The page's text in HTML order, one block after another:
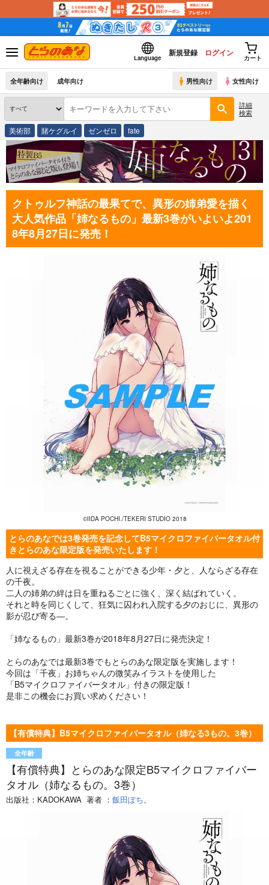
Language
新規登録 ログイン
カート
全年齢向け 成年向け 男性向け 女性向け
詳細
検索
美術部 賭ケグルイ ゼンゼロ fate
クトゥルフ神話の最果てで、異形の姉弟愛を描く
大人気作品「姉なるもの」最新3巻がいよいよ201
8年8月27日に発売！
©IIDA POCHI./TEKERI STUDIO 2018
とらのあなでは3巻発売を記念してB5マイクロファイバータオル付
きとらのあな限定版を発売いたします！
人に視えざる存在を視ることができる少年・夕と、人ならざる存在
の千夜。
二人の姉弟の絆は日を重ねるごとに強く、深く結ばれていく。
それと時を同じくして、狂気に囚われ入院する夕のおじに、異形の
影が忍び寄る―。
「姉なるもの」最新3巻が2018年8月27日に発売決定！
とらのあなでは最新3巻でもとらのあな限定版を実施します！
今回は「千夜」お姉ちゃんの微笑みイラストを使用した
「B5マイクロファイバータオル」付きの限定版！
是非この機会にお買い求めください！
【有償特典】B5マイクロファイバータオル（姉なる3もの。3巻）
全年齢
【有償特典】とらのあな限定B5マイクロファイバー
タオル（姉なるもの。3巻）
出版社： KADOKAWA 著者 ： 飯田ぽち。